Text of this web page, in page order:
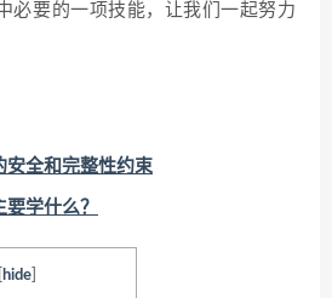
必要的一项技能，让我们一起努力
安全和完整性约束
学什么？
hide